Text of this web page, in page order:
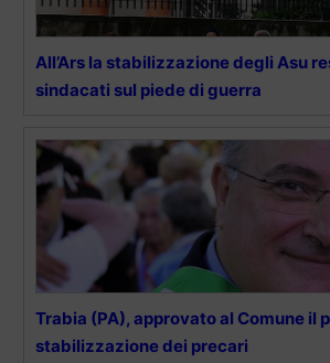
All’Ars la stabilizzazione degli Asu
sindacati sul piede di guerra
Trabia (PA), approvato al Comune il
stabilizzazione dei precari